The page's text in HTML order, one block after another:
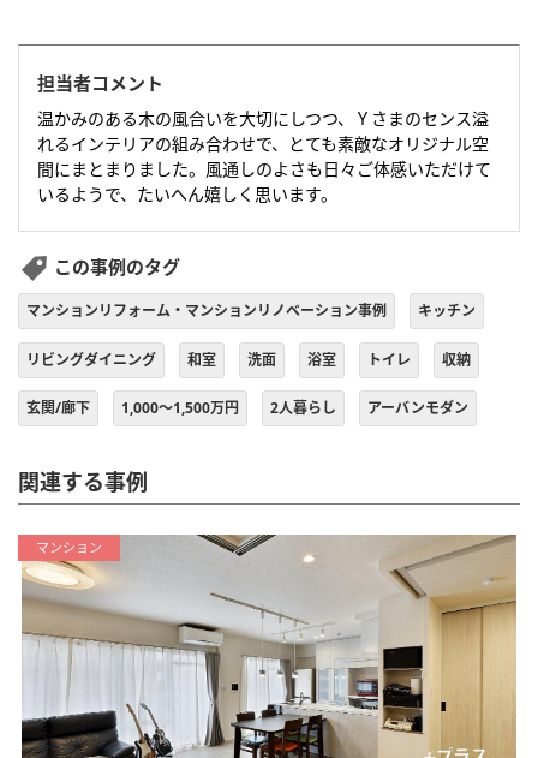
担当者コメント
温かみのある木の風合いを大切にしつつ、Ｙさまのセンス溢
れるインテリアの組み合わせで、とても素敵なオリジナル空
間にまとまりました。風通しのよさも日々ご体感いただけて
いるようで、たいへん嬉しく思います。
この事例のタグ
マンションリフォーム・マンションリノベーション事例 キッチン
リビングダイニング 和室 洗面 浴室 トイレ 収納
玄関/廊下 1,000～1,500万円 2人暮らし アーバンモダン
関連する事例
マンション